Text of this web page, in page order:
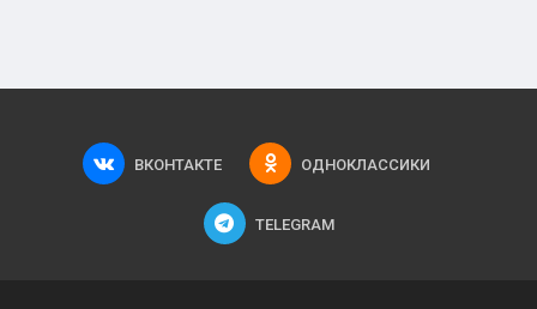
ВКОНТАКТЕ ОДНОКЛАССИКИ
TELEGRAM